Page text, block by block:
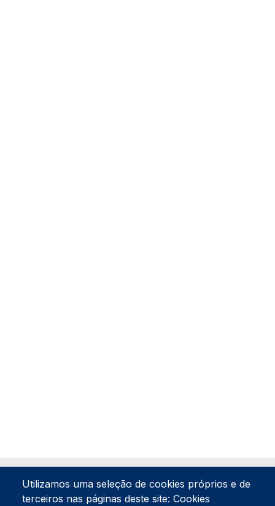
Utilizamos uma seleção de cookies próprios e de
terceiros nas páginas deste site: Cookies